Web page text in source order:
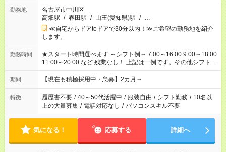
勤務地
名古屋市中川区
高畑駅 / 春田駅 / 山王(愛知県)駅 / …
≪自宅からドアtoドアで30分以内！≫ご希望の勤務地を紹介
します。
勤務時間
★スタート時間選べます ～シフト例～ 7:00～16:00 9:00～18:00
11:00～20:00 など 残業なし！ 上記は一例です。その他シフトも
ご相談ください。 ※Wワークの場合当社と合わせて法定労働時
間が週40時間を超えなければOK
期間 【現在も積極採用中・急募】2カ月～
特徴 履歴書不要 / 40～50代活躍中 / 服装自由 / シフト勤務 / 10名以
上の大量募集 / 電話対応なし / パソコンスキル不要
気になる！ 応募する 詳細へ